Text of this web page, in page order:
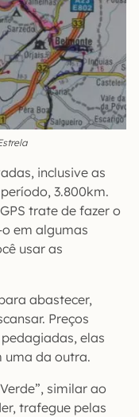
inclusive as
3.800km.
trate de fazer o
em algumas
usar as
abastecer,
Preços
elas
uma da outra.
similar ao
trafegue pelas